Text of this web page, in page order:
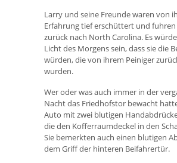
Larry und seine Freunde waren von
Erfahrung tief erschüttert und
zurück nach North Carolina. Es
Licht des Morgens sein, dass sie die
würden, die von ihrem Peiniger
wurden.
Wer oder was auch immer in der
Nacht das Friedhofstor bewacht
Auto mit zwei blutigen
die den Kofferraumdeckel in den
Sie bemerkten auch einen blutigen
dem Griff der hinteren Beifahrertür.